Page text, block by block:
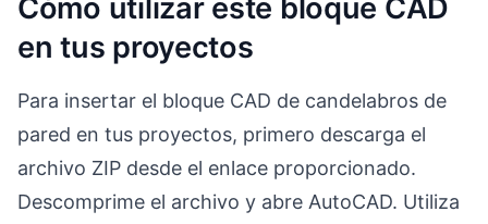
Cómo utilizar este bloque CAD
en tus proyectos
Para insertar el bloque CAD de candelabros de
pared en tus proyectos, primero descarga el
archivo ZIP desde el enlace proporcionado.
Descomprime el archivo y abre AutoCAD. Utiliza